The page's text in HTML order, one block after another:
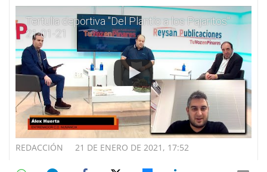
Tertulia deportiva "Del Plantío a los Pajaritos"
21-01-21
21 DE ENERO DE 2021, 17:52
REDACCIÓN